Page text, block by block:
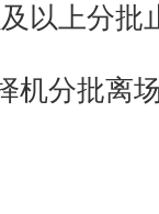
以上分批
分批离